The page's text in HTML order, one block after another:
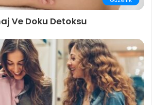
Ve Doku Detoksu